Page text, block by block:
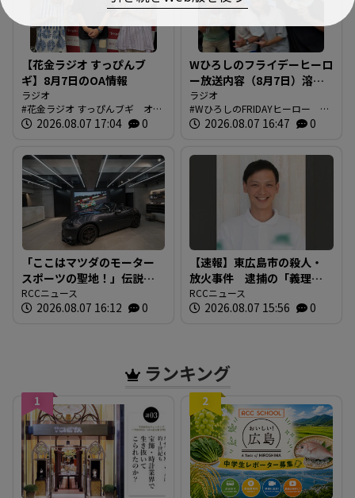
【花金ラジオ すっぴんブ
ギ】8月7日のOA情報
ラジオ
花金ラジオ すっぴんブギ オン
エア情報
2026.08.07 17:04 0
Wひろしのフライデーヒーロ
ー放送内容（8月7日）溶け
てませんか？
ラジオ
WひろしのFRIDAYヒーロー 今
日の放送内容
2026.08.07 16:47 0
「ここはマツダのモーター
スポーツの聖地！」伝説の
レーシングドライバーが証
言する東京の販売店がマツ
RCCニュース
2026.08.07 16:12 0
【速報】東広島市の殺人・
放火事件 逮捕の「義理の
おい」の男(29) 殺人や殺人
未遂容疑については不起
RCCニュース
2026.08.07 15:56 0
ランキング
1 2